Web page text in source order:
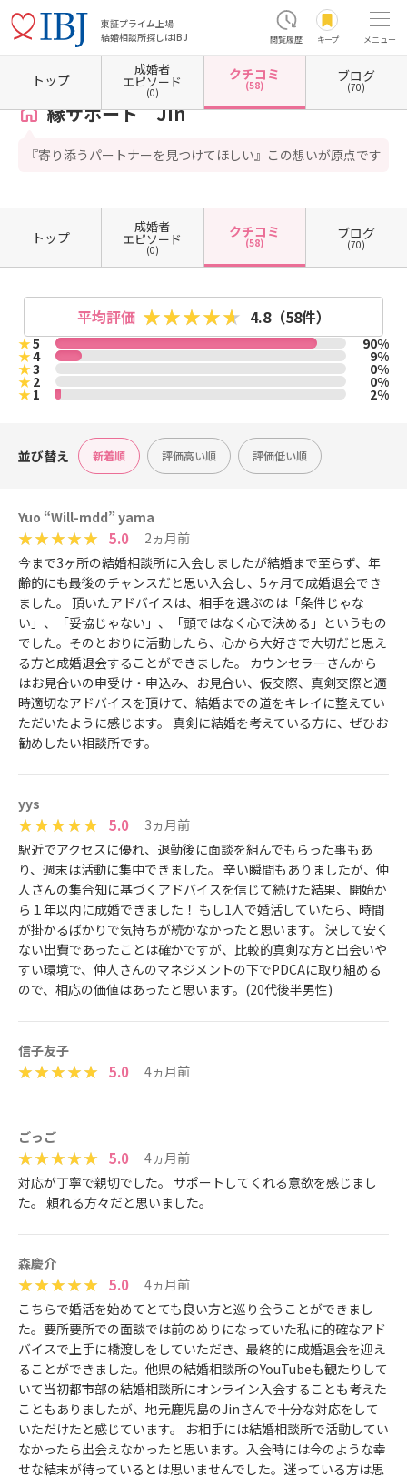
東証プライム上場
結婚相談所探しはIBJ
閲覧履歴 キープ メニュー
ホーム 鹿児島県の結婚相談所 鹿児島県鹿児島市 縁サポート Jin クチコミ一覧
縁サポート Jin
『寄り添うパートナーを見つけてほしい』この想いが原点です
トップ
成婚者
エピソード
(0)
クチコミ
(58)
ブログ
(70)
トップ
成婚者
エピソード
(0)
クチコミ
(58)
ブログ
(70)
平均評価 4.8（58件）
★5 90%
★4 9%
★3 0%
★2 0%
★1 2%
並び替え 新着順 評価高い順 評価低い順
Yuo “Will-mdd” yama
5.0
2ヵ月前
今まで3ヶ所の結婚相談所に入会しましたが結婚まで至らず、年
齢的にも最後のチャンスだと思い入会し、5ヶ月で成婚退会でき
ました。 頂いたアドバイスは、相手を選ぶのは「条件じゃな
い」、「妥協じゃない」、「頭ではなく心で決める」というもの
でした。そのとおりに活動したら、心から大好きで大切だと思え
る方と成婚退会することができました。 カウンセラーさんから
はお見合いの申受け・申込み、お見合い、仮交際、真剣交際と適
時適切なアドバイスを頂けて、結婚までの道をキレイに整えてい
ただいたように感じます。 真剣に結婚を考えている方に、ぜひお
勧めしたい相談所です。
yys
5.0
3ヵ月前
駅近でアクセスに優れ、退勤後に面談を組んでもらった事もあ
り、週末は活動に集中できました。 辛い瞬間もありましたが、仲
人さんの集合知に基づくアドバイスを信じて続けた結果、開始か
ら１年以内に成婚できました！ もし1人で婚活していたら、時間
が掛かるばかりで気持ちが続かなかったと思います。 決して安く
ない出費であったことは確かですが、比較的真剣な方と出会いや
すい環境で、仲人さんのマネジメントの下でPDCAに取り組める
ので、相応の価値はあったと思います。(20代後半男性)
信子友子
5.0 4ヵ月前
ごっご
5.0
4ヵ月前
対応が丁寧で親切でした。 サポートしてくれる意欲を感じまし
た。 頼れる方々だと思いました。
森慶介
5.0
4ヵ月前
こちらで婚活を始めてとても良い方と巡り会うことができまし
た。要所要所での面談では前のめりになっていた私に的確なアド
バイスで上手に橋渡しをしていただき、最終的に成婚退会を迎え
ることができました。他県の結婚相談所のYouTubeも観たりして
いて当初都市部の結婚相談所にオンライン入会することも考えた
こともありましたが、地元鹿児島のJinさんで十分な対応をして
いただけたと感じています。 お相手には結婚相談所で活動してい
なかったら出会えなかったと思います。入会時には今のような幸
せな結末が待っているとは思いませんでした。迷っている方は思